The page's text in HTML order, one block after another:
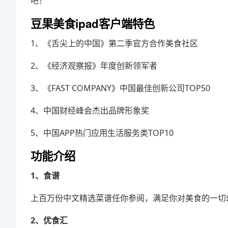
豆果美食ipad客户端特色
1、《舌尖上的中国》第二季官方合作美食社区
2、《经济观察报》年度创新领军者
3、《FAST COMPANY》中国最佳创新公司TOP50
4、中国财经峰会杰出品牌形象奖
5、中国APP热门应用生活服务类TOP10
功能介绍
1、食谱
上百万份中文精选菜谱任你参阅，满足你对美食的一
2、优食汇